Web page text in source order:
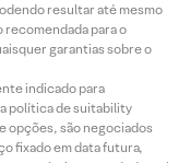
resultar até mesmo
para o
garantias sobre o
indicado para
política de suitability
opções, são negociados
fixado em data futura,